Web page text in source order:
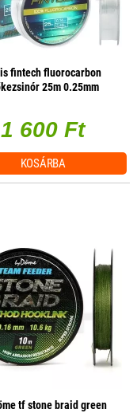
fintech fluorocarbon
25m 0.25mm
1 600 Ft
KOSÁRBA
tf stone braid green